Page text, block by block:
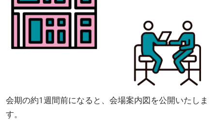
会期の約1週間前になると、会場案内図を公開いたしま
す。